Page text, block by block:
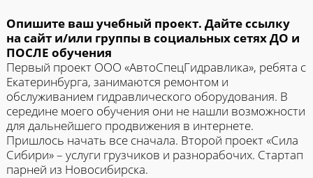
Опишите ваш учебный проект. Дайте ссылку
на сайт и/или группы в социальных сетях ДО и
ПОСЛЕ обучения
Первый проект ООО «АвтоСпецГидравлика», ребята с
Екатеринбурга, занимаются ремонтом и
обслуживанием гидравлического оборудования. В
середине моего обучения они не нашли возможности
для дальнейшего продвижения в интернете.
Пришлось начать все сначала. Второй проект «Сила
Сибири» – услуги грузчиков и разнорабочих. Стартап
парней из Новосибирска.